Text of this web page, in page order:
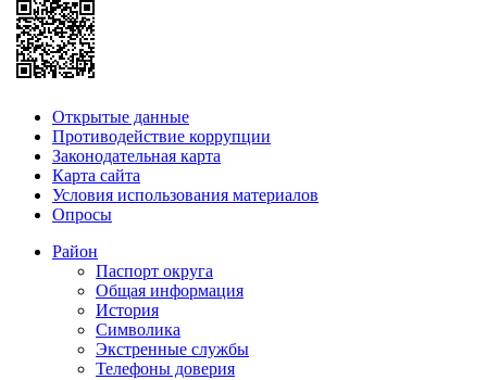
Открытые данные
Противодействие коррупции
Законодательная карта
Карта сайта
Условия использования материалов
Опросы
Район
Паспорт округа
Общая информация
История
Символика
Экстренные службы
Телефоны доверия